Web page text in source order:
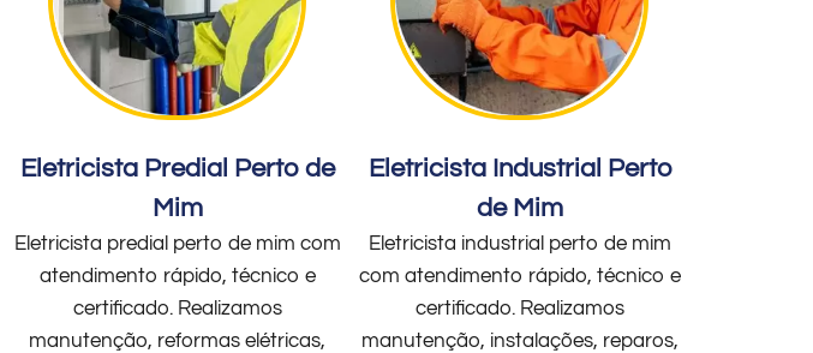
Eletricista Predial Perto de
Mim
Eletricista predial perto de mim com
atendimento rápido, técnico e
certificado. Realizamos
manutenção, reformas elétricas,
Eletricista Industrial Perto
de Mim
Eletricista industrial perto de mim
com atendimento rápido, técnico e
certificado. Realizamos
manutenção, instalações, reparos,